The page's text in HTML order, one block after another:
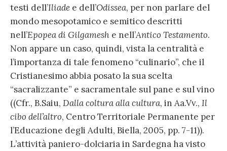
testi dell’Iliade e dell’Odissea, per non parlare del
mondo mesopotamico e semitico descritti
nell’Epopea di Gilgamesh e nell’Antico Testamento.
Non appare un caso, quindi, vista la centralità e
l’importanza di tale fenomeno “culinario”, che il
Cristianesimo abbia posato la sua scelta
“sacralizzante” e sacramentale sul pane e sul vino
((Cfr., B.Saiu, Dalla coltura alla cultura, in Aa.Vv., Il
cibo dell’altro, Centro Territoriale Permanente per
l’Educazione degli Adulti, Biella, 2005, pp. 7-11)).
L’attività paniero-dolciaria in Sardegna ha visto